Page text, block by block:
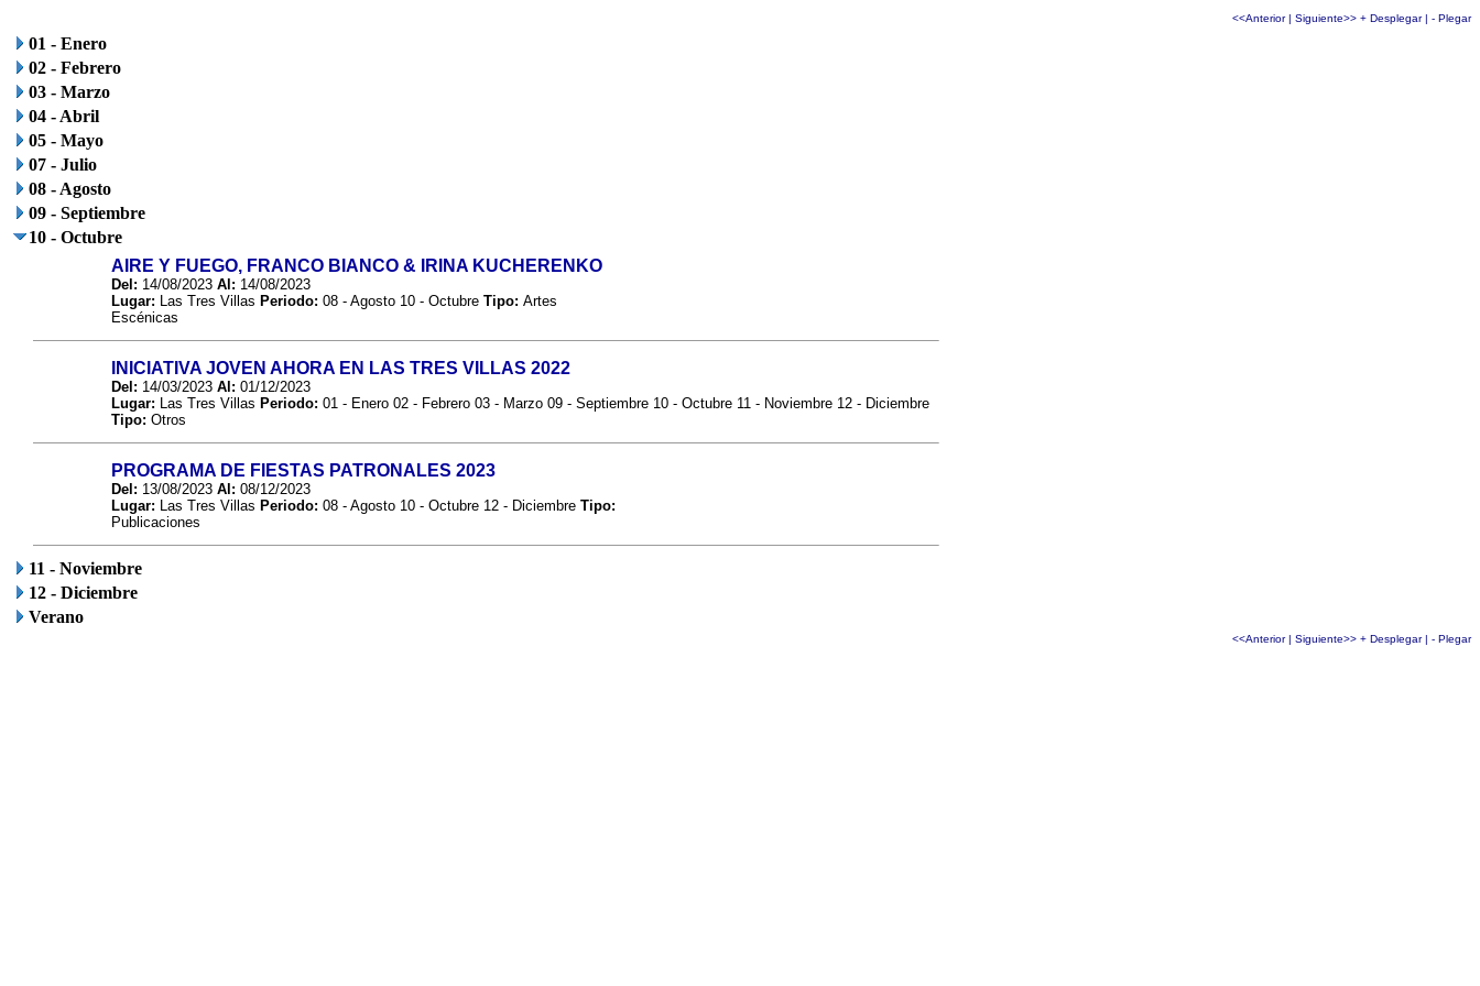
<<Anterior| Siguiente>> + Desplegar| - Plegar
01 - Enero
02 - Febrero
03 - Marzo
04 - Abril
05 - Mayo
07 - Julio
08 - Agosto
09 - Septiembre
10 - Octubre
AIRE Y FUEGO, FRANCO BIANCO & IRINA KUCHERENKO
Del: 14/08/2023 Al: 14/08/2023
Lugar: Las Tres Villas Periodo: 08 - Agosto 10 - Octubre Tipo: Artes
Escénicas
INICIATIVA JOVEN AHORA EN LAS TRES VILLAS 2022
Del: 14/03/2023 Al: 01/12/2023
Lugar: Las Tres Villas Periodo: 01 - Enero 02 - Febrero 03 - Marzo 09 - Septiembre 10 - Octubre 11 - Noviembre 12 - Diciembre
Tipo: Otros
PROGRAMA DE FIESTAS PATRONALES 2023
Del: 13/08/2023 Al: 08/12/2023
Lugar: Las Tres Villas Periodo: 08 - Agosto 10 - Octubre 12 - Diciembre Tipo:
Publicaciones
11 - Noviembre
12 - Diciembre
Verano
<<Anterior| Siguiente>> + Desplegar| - Plegar